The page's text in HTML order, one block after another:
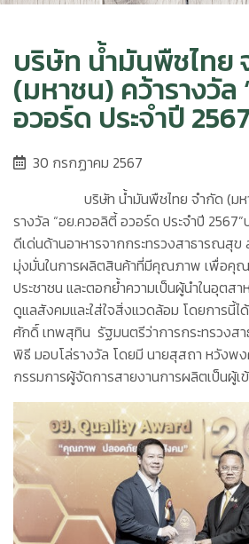
บริษัท น้ำมันพืชไทย
(มหาชน) คว้ารางวั
อวอร์ด ประจำปี
30 กรกฏาคม 2567
บริษัท น้ำมันพืชไทย จำกัด (มหาช
รางวัล “อย.ควอลิตี้ อวอร์ด ประจำปี
ดีเด่นด้านอาหารจากกระทรวงสาธารณสุข
มุ่งมั่นในการผลิตสินค้าที่มีคุณภาพ เพื่อคุ
ประชาชน และตอกย้ำความเป็นผู้นำในอุตส
ดูแลสังคมและใส่ใจสิ่งแวดล้อม โดยการนี้ไ
ศักดิ์ เทพสุทิน รัฐมนตรีว่าการกระทรวงสา
พิธี มอบโล่รางวัล โดยมี นายสุสถา หวัง
กรรมการผู้จัดการสายงานการผลิตเป็นผู้เ